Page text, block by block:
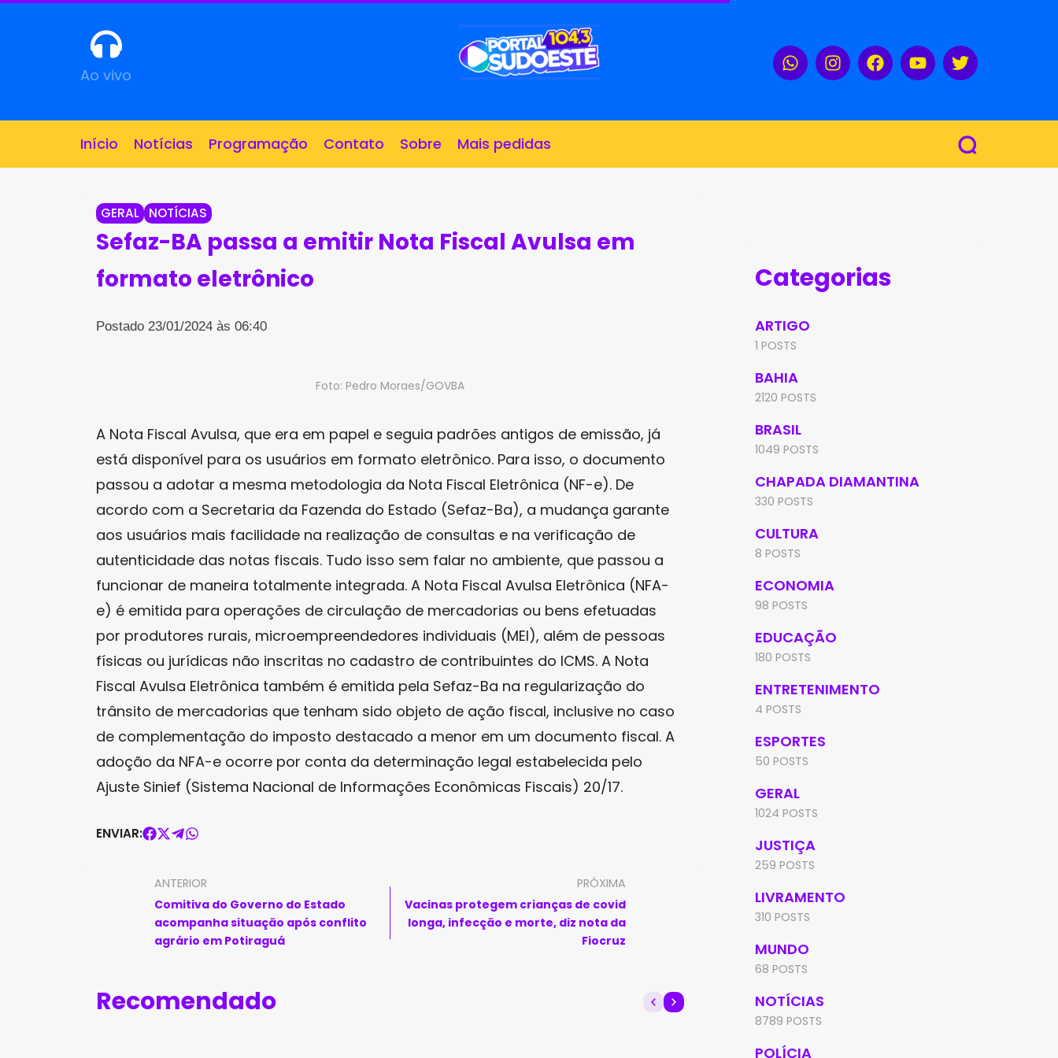
Ao vivo
Início Notícias Programação Contato Sobre Mais pedidas
GERAL NOTÍCIAS
Sefaz-BA passa a emitir Nota Fiscal Avulsa em
formato eletrônico
Postado 23/01/2024 às 06:40
Foto: Pedro Moraes/GOVBA
A Nota Fiscal Avulsa, que era em papel e seguia padrões antigos de emissão, já
está disponível para os usuários em formato eletrônico. Para isso, o documento
passou a adotar a mesma metodologia da Nota Fiscal Eletrônica (NF-e). De
acordo com a Secretaria da Fazenda do Estado (Sefaz-Ba), a mudança garante
aos usuários mais facilidade na realização de consultas e na verificação de
autenticidade das notas fiscais. Tudo isso sem falar no ambiente, que passou a
funcionar de maneira totalmente integrada. A Nota Fiscal Avulsa Eletrônica (NFA-
e) é emitida para operações de circulação de mercadorias ou bens efetuadas
por produtores rurais, microempreendedores individuais (MEI), além de pessoas
físicas ou jurídicas não inscritas no cadastro de contribuintes do ICMS. A Nota
Fiscal Avulsa Eletrônica também é emitida pela Sefaz-Ba na regularização do
trânsito de mercadorias que tenham sido objeto de ação fiscal, inclusive no caso
de complementação do imposto destacado a menor em um documento fiscal. A
adoção da NFA-e ocorre por conta da determinação legal estabelecida pelo
Ajuste Sinief (Sistema Nacional de Informações Econômicas Fiscais) 20/17.
ENVIAR:
ANTERIOR
Comitiva do Governo do Estado
acompanha situação após conflito
agrário em Potiraguá
PRÓXIMA
Vacinas protegem crianças de covid
longa, infecção e morte, diz nota da
Fiocruz
Recomendado
Categorias
ARTIGO
1 POSTS
BAHIA
2120 POSTS
BRASIL
1049 POSTS
CHAPADA DIAMANTINA
330 POSTS
CULTURA
8 POSTS
ECONOMIA
98 POSTS
EDUCAÇÃO
180 POSTS
ENTRETENIMENTO
4 POSTS
ESPORTES
50 POSTS
GERAL
1024 POSTS
JUSTIÇA
259 POSTS
LIVRAMENTO
310 POSTS
MUNDO
68 POSTS
NOTÍCIAS
8789 POSTS
POLÍCIA